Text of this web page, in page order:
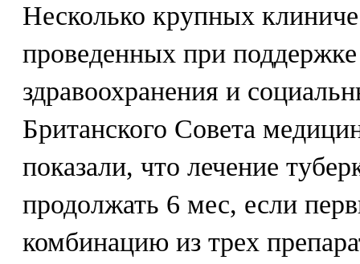
Несколько крупных
проведенных при
здравоохранения и
Британского Совета
показали, что лечение
продолжать 6 мес, если
комбинацию из трех